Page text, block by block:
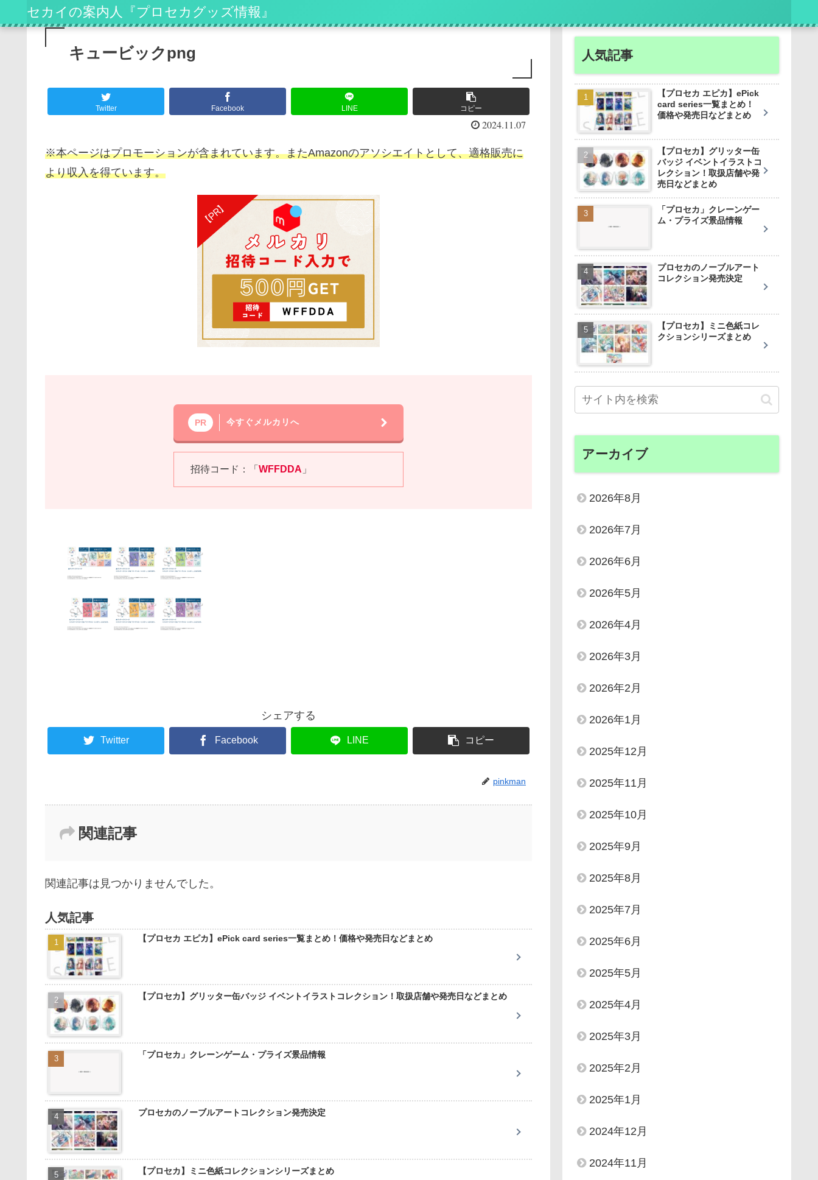
セカイの案内人『プロセカグッズ情報』
キュービックpng
Twitter Facebook LINE コピー
2024.11.07
※本ページはプロモーションが含まれています。またAmazonのアソシエイトとして、適格販売に
より収入を得ています。
PR 今すぐメルカリへ
招待コード：「WFFDDA 」
シェアする
Twitter Facebook LINE コピー
pinkman
関連記事
関連記事は見つかりませんでした。
人気記事
【プロセカ エピカ】ePick card series一覧まとめ！価格や発売日などまとめ
【プロセカ】グリッター缶バッジ イベントイラストコレクション！取扱店舗や発売日などまとめ
「プロセカ」クレーンゲーム・プライズ景品情報
プロセカのノーブルアートコレクション発売決定
【プロセカ】ミニ色紙コレクションシリーズまとめ
人気記事
【プロセカ エピカ】ePick
card series一覧まとめ！
価格や発売日などまとめ
【プロセカ】グリッター缶
バッジ イベントイラストコ
レクション！取扱店舗や発
売日などまとめ
「プロセカ」クレーンゲー
ム・プライズ景品情報
プロセカのノーブルアート
コレクション発売決定
【プロセカ】ミニ色紙コレ
クションシリーズまとめ
アーカイブ
2026年8月
2026年7月
2026年6月
2026年5月
2026年4月
2026年3月
2026年2月
2026年1月
2025年12月
2025年11月
2025年10月
2025年9月
2025年8月
2025年7月
2025年6月
2025年5月
2025年4月
2025年3月
2025年2月
2025年1月
2024年12月
2024年11月